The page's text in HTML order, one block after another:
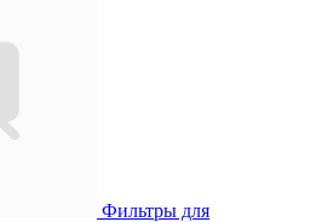
Фильтры для